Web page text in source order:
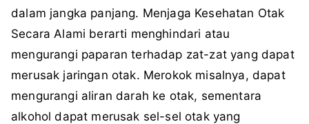
dalam jangka panjang. Menjaga Kesehatan Otak
Secara Alami berarti menghindari atau
mengurangi paparan terhadap zat-zat yang dapat
merusak jaringan otak. Merokok misalnya, dapat
mengurangi aliran darah ke otak, sementara
alkohol dapat merusak sel-sel otak yang